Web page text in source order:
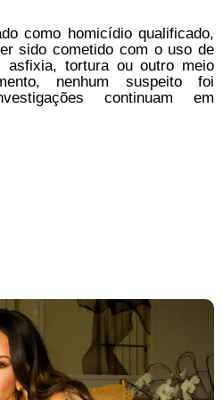
como homicídio qualificado,
sido cometido com o uso de
asfixia, tortura ou outro meio
nenhum suspeito foi
continuam em